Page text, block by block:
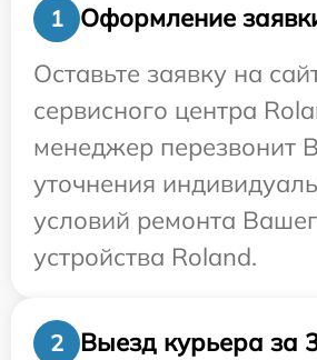
1
Оформление
Оставьте заявку на
сервисного центра
менеджер перезвонит
уточнения
условий ремонта
устройства Roland.
2
Выезд курьера за